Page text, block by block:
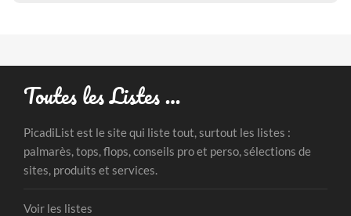
Toutes les Listes …
PicadiList est le site qui liste tout, surtout les listes :
palmarès, tops, flops, conseils pro et perso, sélections de
sites, produits et services.
Voir les listes